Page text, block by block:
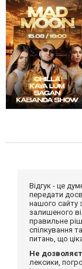
Відгук - це
передати
нашого сайту
залишеного
правильне
спілкування
питань, що
Не
лексики,